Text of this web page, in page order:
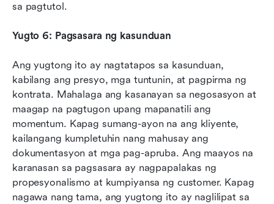
sa pagtutol.
Yugto 6: Pagsasara ng kasunduan
Ang yugtong ito ay nagtatapos sa kasunduan,
kabilang ang presyo, mga tuntunin, at pagpirma ng
kontrata. Mahalaga ang kasanayan sa negosasyon at
maagap na pagtugon upang mapanatili ang
momentum. Kapag sumang-ayon na ang kliyente,
kailangang kumpletuhin nang mahusay ang
dokumentasyon at mga pag-apruba. Ang maayos na
karanasan sa pagsasara ay nagpapalakas ng
propesyonalismo at kumpiyansa ng customer. Kapag
nagawa nang tama, ang yugtong ito ay naglilipat sa